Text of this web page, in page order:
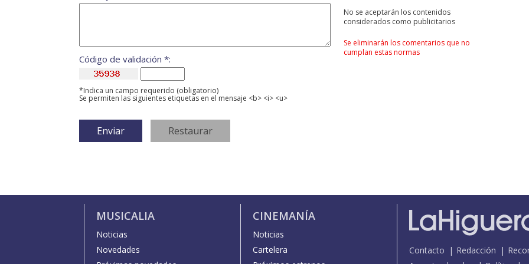
No se aceptarán los contenidos
considerados como publicitarios
Se eliminarán los comentarios que no
cumplan estas normas
Código de validación *:
*Indica un campo requerido (obligatorio)
Se permiten las siguientes etiquetas en el mensaje <b> <i> <u>
MUSICALIA
Noticias
Novedades
CINEMANÍA
Noticias
Cartelera
Contacto Redacción